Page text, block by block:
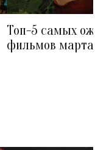
Топ-5 самых
фильмов